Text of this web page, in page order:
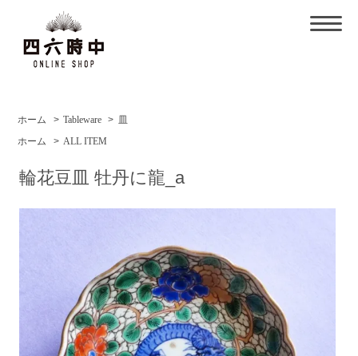
ホーム > Tableware > 皿
ホーム
> ALL ITEM
輪花豆皿 牡丹に龍_a